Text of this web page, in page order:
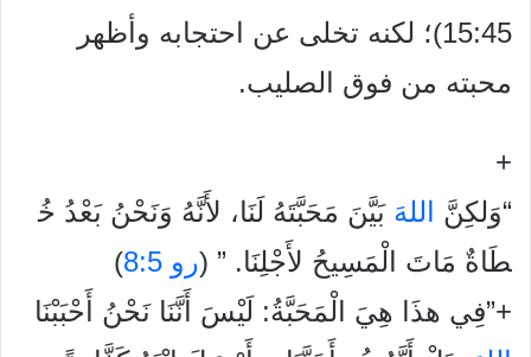
15:45)؛ لكنه تخلى عن احتجابه وأظهر
محبته من فوق الصليب.
+
“وَلكِنَّ الله بَيَّنَ مَحَبَّتَهُ لَنَا، لأَنَّهُ وَنَحْنُ بَعْدُ خُ
طَاةٌ مَاتَ الْمَسِيحُ لأَجْلِنَا.
” (رو 8:5
)
+”فِي هذَا هِيَ الْمَحَبَّةُ: لَيْسَ أَنَّنَا نَحْنُ أَحْبَبْنَا